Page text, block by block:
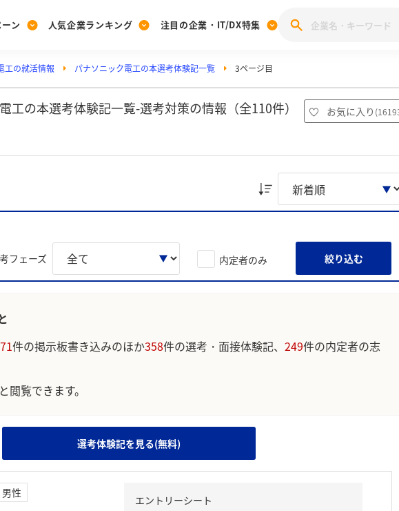
ン
る
[27卒] 本選考体験記投稿キャンペーン
人気企業ランキング
ングを見る
みんなのDX企業就職ブランド調査
みんな
注目の企業・IT/DX特集
企業特集
28卒
工の就活情報 パナソニック電工の本選考体験記一覧 3ページ目
工の本選考体験記一覧-選考対策の情報（全110件） お気に入り (
フェーズ 内定者のみ 絞り込む
件の掲示板書き込みのほか358件の選考・面接体験記、 249件の内定者の志
閲覧できます。
選考体験記を見る(無料)
男性
エントリーシート